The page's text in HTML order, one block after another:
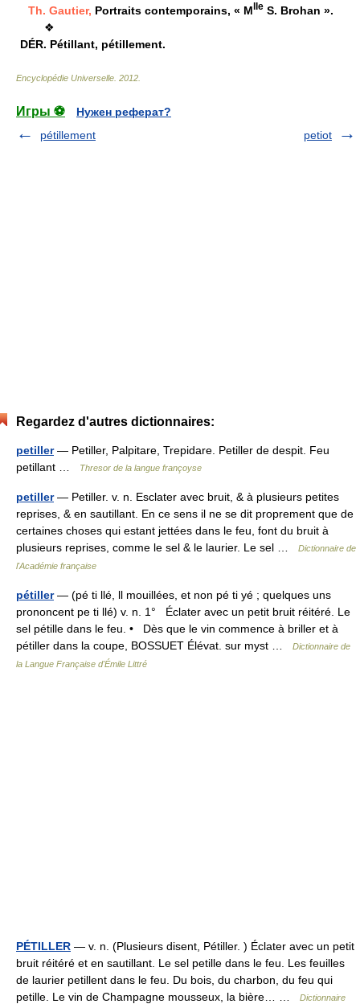
Th. Gautier, Portraits contemporains, « M lle S. Brohan ».
❖
DÉR. Pétillant, pétillement.
Encyclopédie Universelle 2012
Игры ⚽
Нужен реферат?
pétillement
petiot
Regardez d'autres dictionnaires:
petiller— Petiller, Palpitare, Trepidare. Petiller de despit. Feu
petillant …
Thresor de la langue françoyse
petiller— Petiller. v. n. Esclater avec bruit, & à plusieurs petites
reprises, & en sautillant. En ce sens il ne se dit proprement que de
certaines choses qui estant jettées dans le feu, font du bruit à
plusieurs reprises, comme le sel & le laurier. Le sel …
Dictionnaire de
l'Académie française
pétiller— (pé ti llé, ll mouillées, et non pé ti yé ; quelques uns
prononcent pe ti llé) v. n. 1° Éclater avec un petit bruit réitéré. Le
sel pétille dans le feu. • Dès que le vin commence à briller et à
pétiller dans la coupe, BOSSUET Élévat. sur myst …
Dictionnaire de
la Langue Française d'Émile Littré
PÉTILLER — v. n. (Plusieurs disent, Pétiller. ) Éclater avec un petit
bruit réitéré et en sautillant. Le sel petille dans le feu. Les feuilles
de laurier petillent dans le feu. Du bois, du charbon, du feu qui
petille. Le vin de Champagne mousseux, la bière… …
Dictionnaire